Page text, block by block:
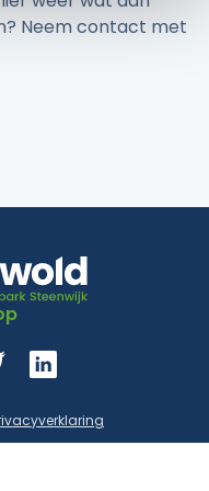
Neem contact met